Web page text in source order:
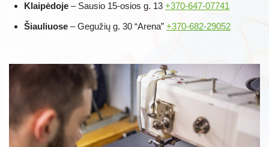
Klaipėdoje – Sausio 15-osios g. 13 +370-647-07741
Šiauliuose – Gegužių g. 30 “Arena” +370-682-29052